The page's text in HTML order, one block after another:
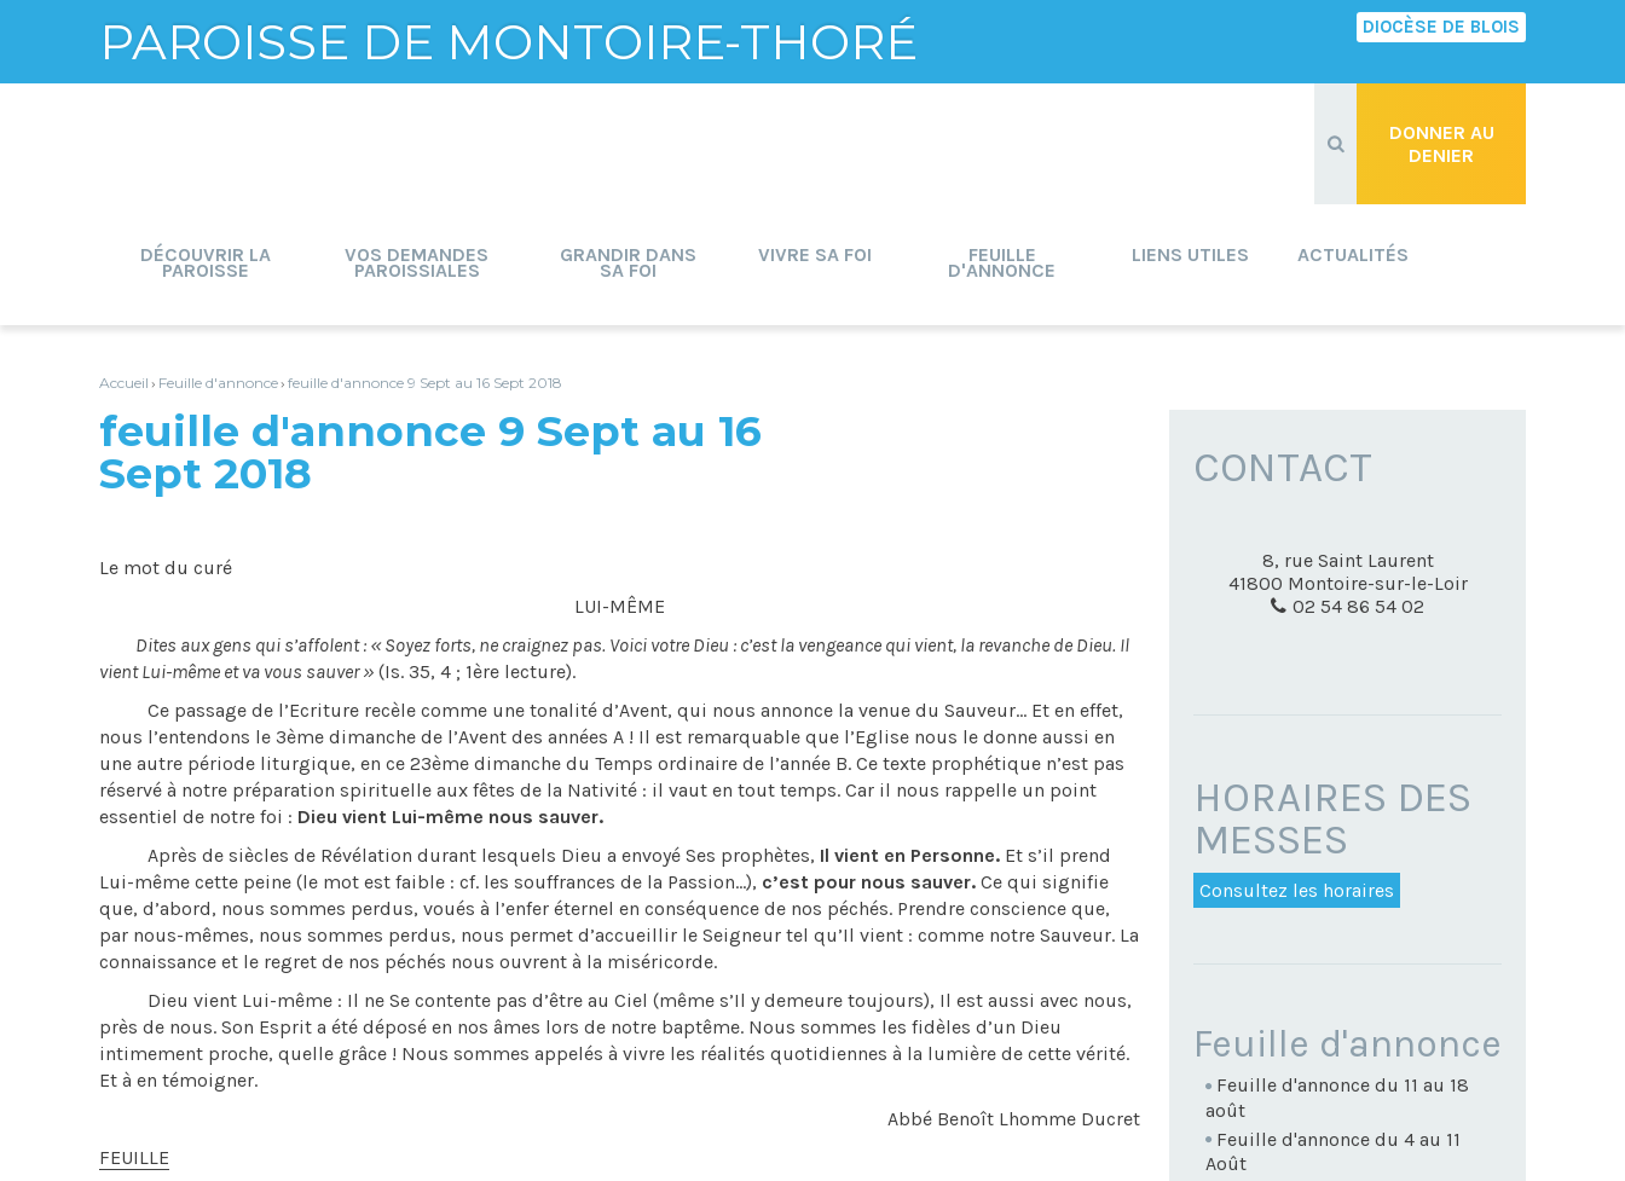
PAROISSE DE MONTOIRE-THORÉ DIOCÈSE DE BLOIS
DONNER AU
DENIER
DÉCOUVRIR LA
PAROISSE
VOS DEMANDES
PAROISSIALES
GRANDIR DANS
SA FOI
VIVRE SA FOI FEUILLE
D'ANNONCE
LIENS UTILES ACTUALITÉS
Accueil › Feuille d'annonce› feuille d'annonce 9 Sept au 16 Sept 2018
feuille d'annonce 9 Sept au 16
Sept 2018
Le mot du curé
LUI-MÊME
Dites aux gens qui s’affolent : « Soyez forts, ne craignez pas. Voici votre Dieu : c’est la vengeance qui vient, la revanche de Dieu. Il
vient Lui-même et va vous sauver » (Is. 35, 4 ; 1ère lecture).
Ce passage de l’Ecriture recèle comme une tonalité d’Avent, qui nous annonce la venue du Sauveur... Et en effet,
nous l’entendons le 3ème dimanche de l’Avent des années A ! Il est remarquable que l’Eglise nous le donne aussi en
une autre période liturgique, en ce 23ème dimanche du Temps ordinaire de l’année B. Ce texte prophétique n’est pas
réservé à notre préparation spirituelle aux fêtes de la Nativité : il vaut en tout temps. Car il nous rappelle un point
essentiel de notre foi : Dieu vient Lui-même nous sauver.
Après de siècles de Révélation durant lesquels Dieu a envoyé Ses prophètes, Il vient en Personne. Et s’il prend
Lui-même cette peine (le mot est faible : cf. les souffrances de la Passion…), c’est pour nous sauver. Ce qui signifie
que, d’abord, nous sommes perdus, voués à l’enfer éternel en conséquence de nos péchés. Prendre conscience que,
par nous-mêmes, nous sommes perdus, nous permet d’accueillir le Seigneur tel qu’Il vient : comme notre Sauveur. La
connaissance et le regret de nos péchés nous ouvrent à la miséricorde.
Dieu vient Lui-même : Il ne Se contente pas d’être au Ciel (même s’Il y demeure toujours), Il est aussi avec nous,
près de nous. Son Esprit a été déposé en nos âmes lors de notre baptême. Nous sommes les fidèles d’un Dieu
intimement proche, quelle grâce ! Nous sommes appelés à vivre les réalités quotidiennes à la lumière de cette vérité.
Et à en témoigner.
Abbé Benoît Lhomme Ducret
FEUILLE
CONTACT
8, rue Saint Laurent
41800 Montoire-sur-le-Loir
02 54 86 54 02
HORAIRES DES
MESSES
Consultez les horaires
NAVIGATION
Feuille d'annonce
Feuille d'annonce du 11 au 18
août
Feuille d'annonce du 4 au 11
Août